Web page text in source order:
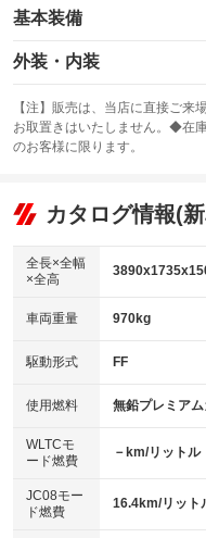
基本装備
エアバッグ：運転席/助手席/
：装備あり
：装備なし
サンルーフ
：装備なし
リフトアップ
：装備なし
：装備なし
パワーウィンドウ
アイドリングストップ
：装備なし
USB入力端子
：装備あり
100V電源
：装備なし
センターデフロック
：装備なし
電動格納ミラー
：装備あり
外装・内装
カーナビ：SDナビ
：装備あり
TV：フルセグ
：装備あり
ビジュアル：-／DVD再生
：装備あり
アルミホイール：17インチ
：装備あり
HID(キセノンライト)
バックカメラ
エアロ
：装備なし
ローダウン
：装備なし
【注】販売は、当店に直接ご
お取置きはいたしません。◆在
のお客様に限ります。
カタログ情報(
全長×全幅
×全高
車両重量 970kg
駆動形式 FF
使用燃料 無鉛プレミア
WLTCモ
ード燃費
－km/リットル
JC08モー
ド燃費
16.4km/リット